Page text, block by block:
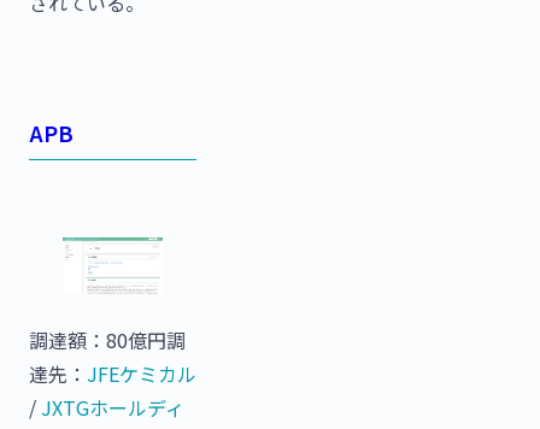
APB
調達額：80億円調
達先： JFEケミカル
/ JXTGホールディ